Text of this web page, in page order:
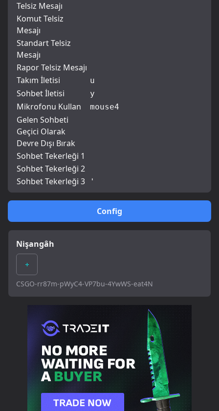
Config
Nişangâh
CSGO-rr87m-pWyC4-VP7bu-4YwWS-eat4N
Telsiz Mesajı
Komut Telsiz
Mesajı
Standart Telsiz
Mesajı
Rapor Telsiz Mesajı
Takım İletisi
u
Sohbet İletisi y
Mikrofonu Kullan mouse4
Gelen Sohbeti
Geçici Olarak
Devre Dışı Bırak
Sohbet Tekerleği 1
Sohbet Tekerleği 2
Sohbet Tekerleği 3
'